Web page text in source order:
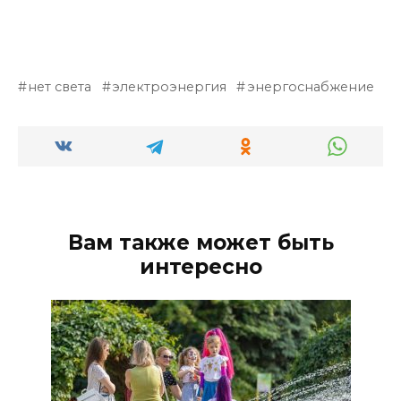
нет света электроэнергия энергоснабжение
Вам также может быть
интересно